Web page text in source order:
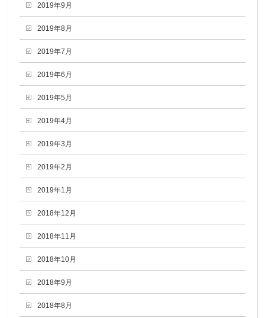
2019年9月
2019年8月
2019年7月
2019年6月
2019年5月
2019年4月
2019年3月
2019年2月
2019年1月
2018年12月
2018年11月
2018年10月
2018年9月
2018年8月